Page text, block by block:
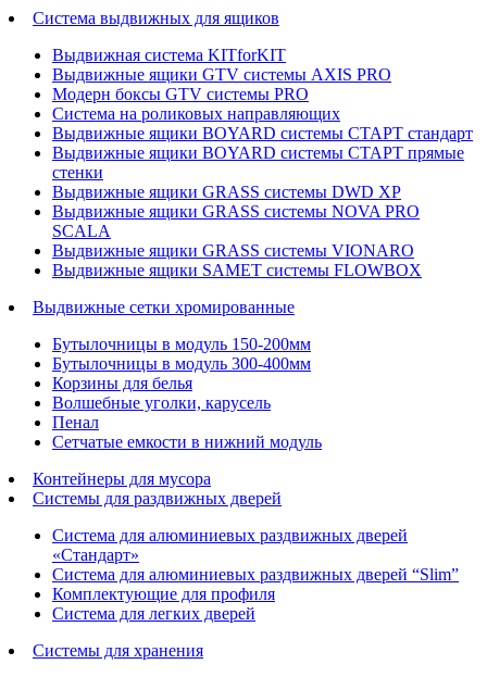
Система выдвижных для ящиков
Выдвижная система KITforKIT
Выдвижные ящики GTV системы AXIS PRO
Модерн боксы GTV системы PRO
Система на роликовых направляющих
Выдвижные ящики BOYARD системы СТАРТ стандарт
Выдвижные ящики BOYARD системы СТАРТ прямые
стенки
Выдвижные ящики GRASS системы DWD XP
Выдвижные ящики GRASS системы NOVA PRO
SCALA
Выдвижные ящики GRASS системы VIONARO
Выдвижные ящики SAMET системы FLOWBOX
Выдвижные сетки хромированные
Бутылочницы в модуль 150-200мм
Бутылочницы в модуль 300-400мм
Корзины для белья
Волшебные уголки, карусель
Пенал
Cетчатые емкости в нижний модуль
Контейнеры для мусора
Системы для раздвижных дверей
Система для алюминиевых раздвижных дверей
«Стандарт»
Система для алюминиевых раздвижных дверей “Slim”
Комплектующие для профиля
Система для легких дверей
Системы для хранения